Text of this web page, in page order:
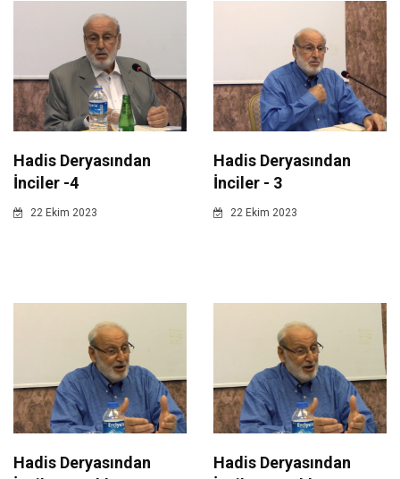
Hadis Deryasından
İnciler -4
22 Ekim 2023
Hadis Deryasından
İnciler - 3
22 Ekim 2023
Hadis Deryasından
Hadis Deryasından